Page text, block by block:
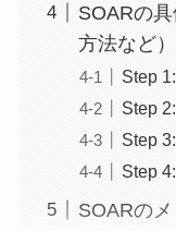
SOARの
方法など）
Step
Step
Step
Step
SOARのメ